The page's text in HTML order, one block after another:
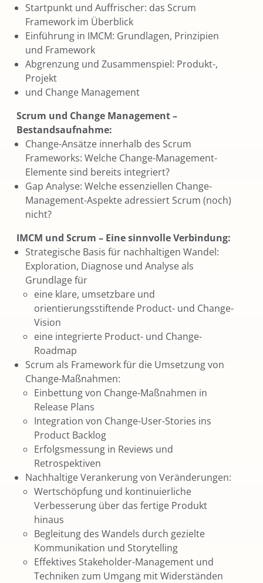
Startpunkt und Auffrischer: das Scrum
Framework im Überblick
Einführung in IMCM: Grundlagen, Prinzipien
und Framework
Abgrenzung und Zusammenspiel: Produkt-,
Projekt
und Change Management
Scrum und Change Management –
Bestandsaufnahme:
Change-Ansätze innerhalb des Scrum
Frameworks: Welche Change-Management-
Elemente sind bereits integriert?
Gap Analyse: Welche essenziellen Change-
Management-Aspekte adressiert Scrum (noch)
nicht?
IMCM und Scrum – Eine sinnvolle Verbindung:
Strategische Basis für nachhaltigen Wandel:
Exploration, Diagnose und Analyse als
Grundlage für
eine klare, umsetzbare und
orientierungsstiftende Product- und Change-
Vision
eine integrierte Product- und Change-
Roadmap
Scrum als Framework für die Umsetzung von
Change-Maßnahmen:
Einbettung von Change-Maßnahmen in
Release Plans
Integration von Change-User-Stories ins
Product Backlog
Erfolgsmessung in Reviews und
Retrospektiven
Nachhaltige Verankerung von Veränderungen:
Wertschöpfung und kontinuierliche
Verbesserung über das fertige Produkt
hinaus
Begleitung des Wandels durch gezielte
Kommunikation und Storytelling
Effektives Stakeholder-Management und
Techniken zum Umgang mit Widerständen